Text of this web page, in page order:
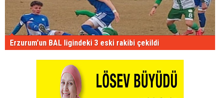
Erzurum'un BAL ligindeki 3 eski rakibi çekildi